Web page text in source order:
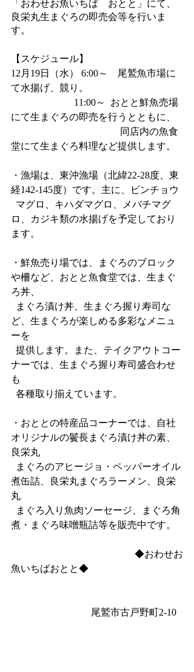
「おわせお魚いちば　おとと」にて、
良栄丸生まぐろの即売会等を行いま
す。
【スケジュール】
12月19日（水） 6:00～　尾鷲魚市場に
て水揚げ、競り。
11:00～  おとと鮮魚売場
にて生まぐろの即売を行うとともに、
同店内の魚食
堂にて生まぐろ料理など提供します。
・漁場は、東沖漁場（北緯22-28度、東
経142-145度）です。主に、ビンチョウ
ロ、カジキ類の水揚げを予定しており
ます。
・鮮魚売り場では、まぐろのブロック
や柵など、おとと魚食堂では、生まぐ
ろ丼、
ど、生まぐろが楽しめる多彩なメニュ
ーを
ナーでは、生まぐろ握り寿司盛合わせ
も
  各種取り揃えています。
・おととの特産品コーナーでは、自社
オリジナルの鬢長まぐろ漬け丼の素、
良栄丸
煮缶詰、良栄丸まぐろラーメン、良栄
丸
煮・まぐろ味噌瓶詰等を販売中です。
◆おわせお
魚いちばおとと◆
尾鷲市古戸野町2‐10